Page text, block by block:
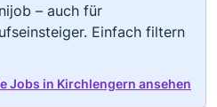
– auch für
Einfach filtern
Jobs in Kirchlengern ansehen